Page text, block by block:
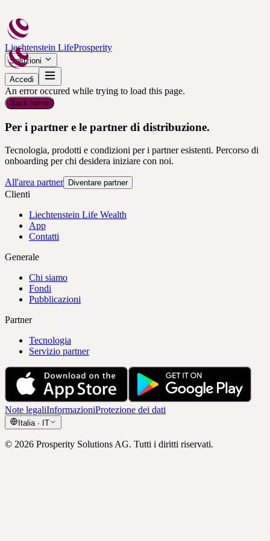
Liechtenstein LifeProsperity
Soluzioni
Accedi
An error occured while trying to load this page.
Back home
Per i partner e le partner di distribuzione.
Tecnologia, prodotti e condizioni per i partner esistenti. Percorso di
onboarding per chi desidera iniziare con noi.
All'area partner Diventare partner
Clienti
Liechtenstein Life Wealth
App
Contatti
Generale
Chi siamo
Fondi
Pubblicazioni
Partner
Tecnologia
Servizio partner
Note legaliInformazioniProtezione dei dati
Italia· IT
© 2026 Prosperity Solutions AG. Tutti i diritti riservati.